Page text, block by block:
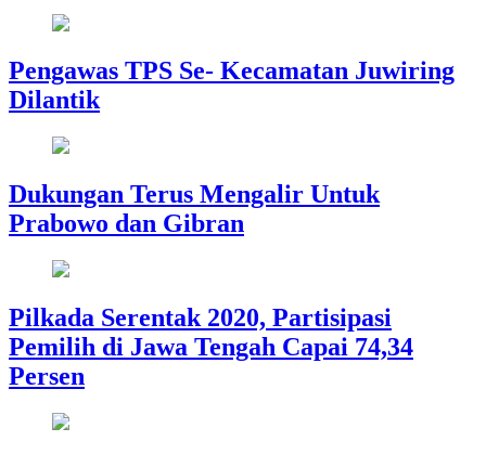
Pengawas TPS Se- Kecamatan Juwiring
Dilantik
Dukungan Terus Mengalir Untuk
Prabowo dan Gibran
Pilkada Serentak 2020, Partisipasi
Pemilih di Jawa Tengah Capai 74,34
Persen